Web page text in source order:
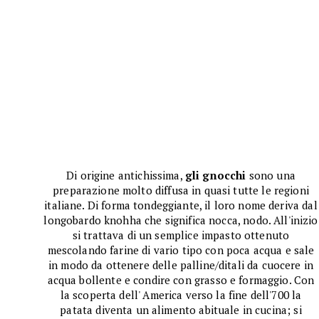
Di origine antichissima, gli gnocchi sono una
preparazione molto diffusa in quasi tutte le regioni
italiane. Di forma tondeggiante, il loro nome deriva dal
longobardo knohha che significa nocca, nodo. All'inizio
si trattava di un semplice impasto ottenuto
mescolando farine di vario tipo con poca acqua e sale
in modo da ottenere delle palline/ditali da cuocere in
acqua bollente e condire con grasso e formaggio. Con
la scoperta dell' America verso la fine dell'700 la
patata diventa un alimento abituale in cucina; si